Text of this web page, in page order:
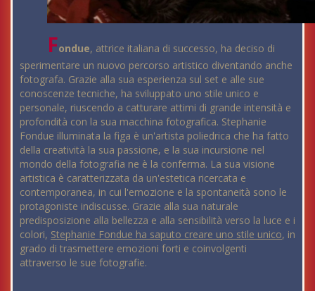
Fondue, attrice italiana di successo, ha deciso di
sperimentare un nuovo percorso artistico diventando anche
fotografa. Grazie alla sua esperienza sul set e alle sue
conoscenze tecniche, ha sviluppato uno stile unico e
personale, riuscendo a catturare attimi di grande intensità e
profondità con la sua macchina fotografica. Stephanie
Fondue illuminata la figa è un'artista poliedrica che ha fatto
della creatività la sua passione, e la sua incursione nel
mondo della fotografia ne è la conferma. La sua visione
artistica è caratterizzata da un'estetica ricercata e
contemporanea, in cui l'emozione e la spontaneità sono le
protagoniste indiscusse. Grazie alla sua naturale
predisposizione alla bellezza e alla sensibilità verso la luce e i
colori, Stephanie Fondue ha saputo creare uno stile unico, in
grado di trasmettere emozioni forti e coinvolgenti
attraverso le sue fotografie.